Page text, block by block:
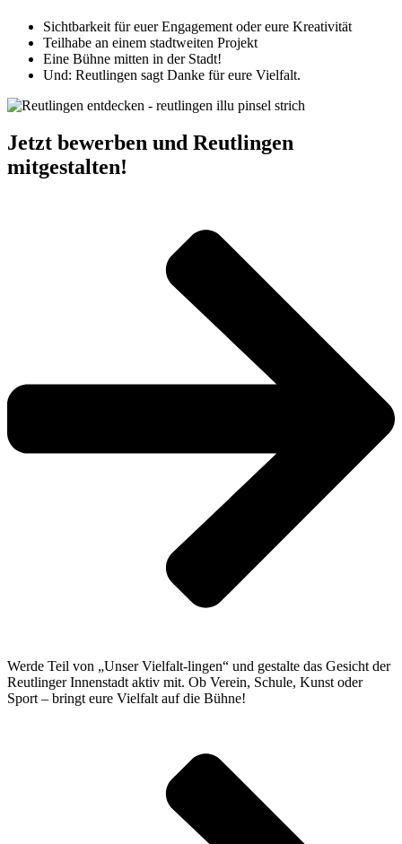
Sichtbarkeit für euer Engagement oder eure Kreativität
Teilhabe an einem stadtweiten Projekt
Eine Bühne mitten in der Stadt!
Und: Reutlingen sagt Danke für eure Vielfalt.
Jetzt bewerben und Reutlingen
mitgestalten!
Werde Teil von „Unser Vielfalt-lingen“ und gestalte das Gesicht der
Reutlinger Innenstadt aktiv mit. Ob Verein, Schule, Kunst oder
Sport – bringt eure Vielfalt auf die Bühne!